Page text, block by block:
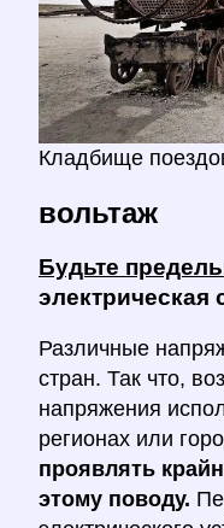
Кладбище
вольтаж
Будьте
электрическая
Различные
стран. Так что,
напряжения
регионах или
проявлять
этому поводу.